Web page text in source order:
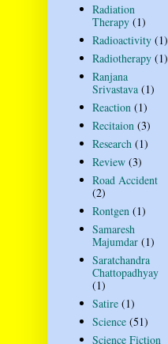
Radiation
Therapy (1)
Radioactivity (1)
Radiotherapy (1)
Ranjana
Srivastava (1)
Reaction (1)
Recitaion (3)
Research (1)
Review (3)
Road Accident
(2)
Rontgen (1)
Samaresh
Majumdar (1)
Saratchandra
Chattopadhyay
(1)
Satire (1)
Science (51)
Science Fiction